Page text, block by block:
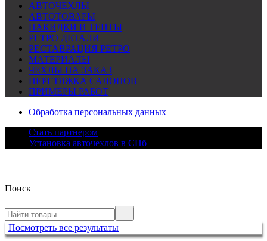
АВТОЧЕХЛЫ
АВТОТОВАРЫ
НАКИДКИ И ТЕНТЫ
РЕТРО ДЕТАЛИ
РЕСТАВРАЦИЯ РЕТРО
МАТЕРИАЛЫ
ЧЕХЛЫ НА ЗАКАЗ
ПЕРЕТЯЖКА САЛОНОВ
ПРИМЕРЫ РАБОТ
Обработка персональных данных
Стать партнером
Установка авточехлов в СПб
Поиск
Посмотреть все результаты